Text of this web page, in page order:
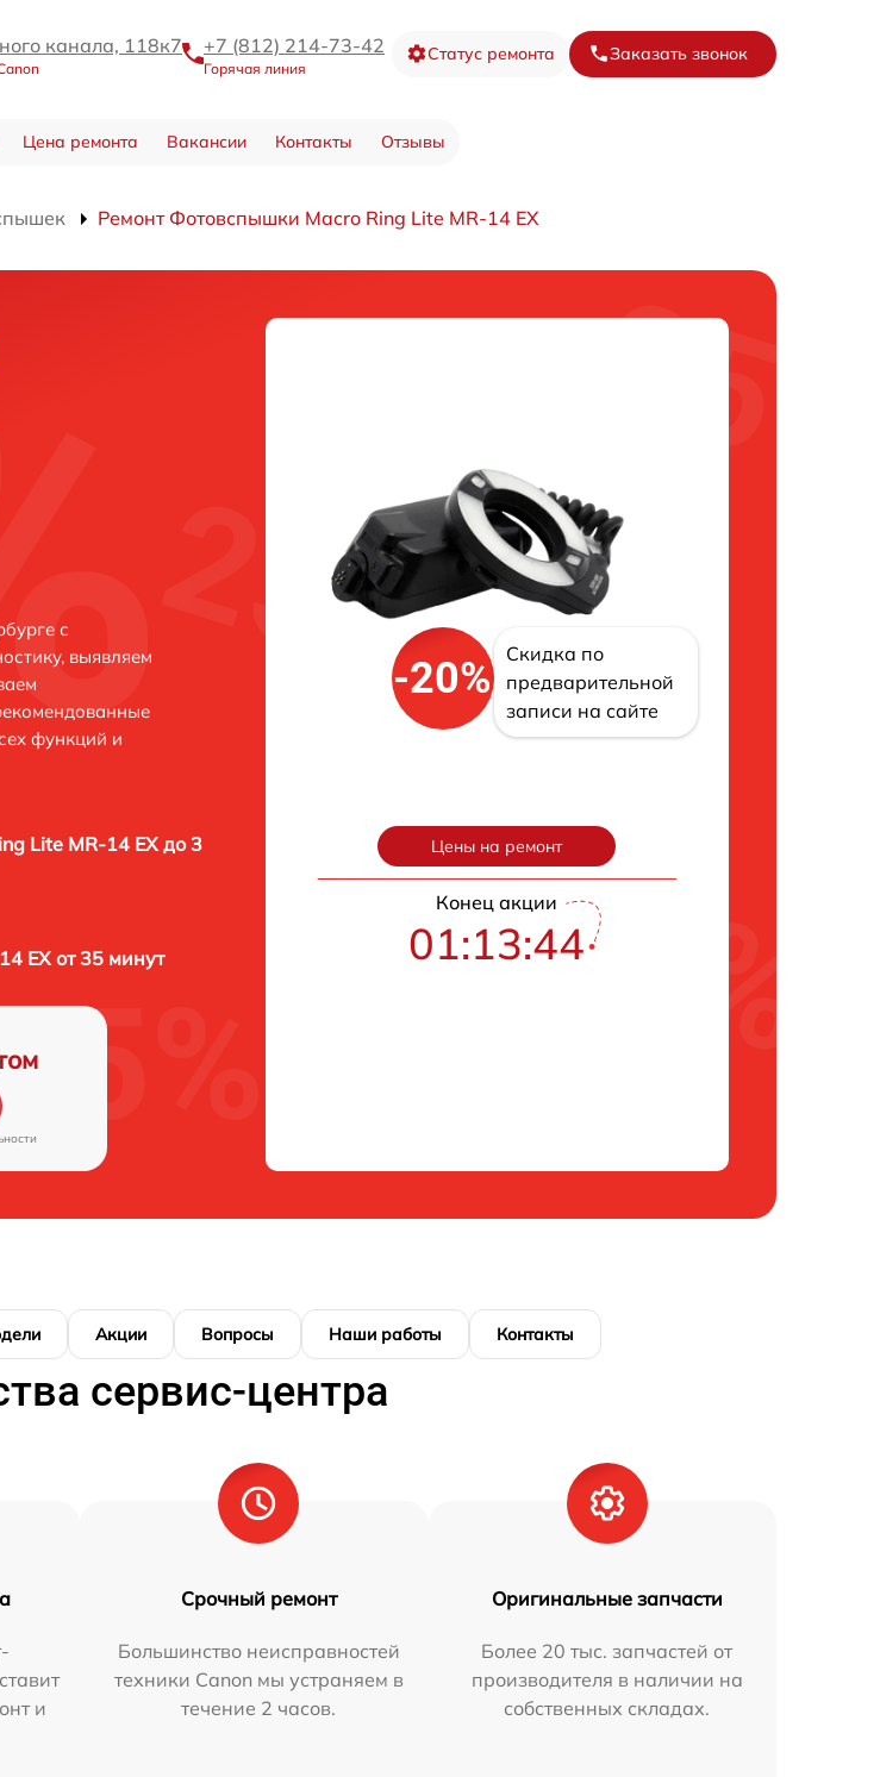
канала, 118к7 +7 (812) 214-73-42
Горячая линия
Статус ремонта Заказать звонок
Цена ремонта Вакансии Контакты Отзывы
Ремонт Фотовспышки Macro Ring Lite MR-14 EX
с
выявляем
функций и
Lite MR-14 EX до 3
EX от 35 минут
-20%
Скидка по
предварительной
записи на сайте
Цены на ремонт
Конец акции
01:13:43
Акции Вопросы Наши работы Контакты
сервис-центра
и
Срочный ремонт
Большинство неисправностей
техники Canon мы устраняем в
течение 2 часов.
Оригинальные запчасти
Более 20 тыс. запчастей от
производителя в наличии на
собственных складах.